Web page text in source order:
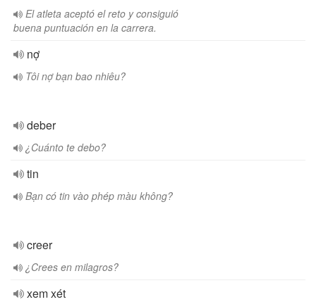
El atleta aceptó el reto y consiguió
buena puntuación en la carrera.
nợ
Tôi nợ bạn bao nhiêu?
deber
¿Cuánto te debo?
tin
Bạn có tin vào phép màu không?
creer
¿Crees en milagros?
xem xét